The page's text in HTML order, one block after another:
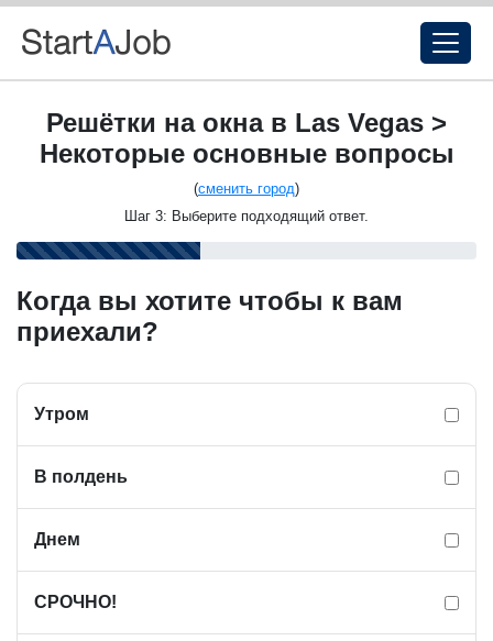
Решётки на окна в Las Vegas >
Некоторые основные вопросы
(сменить город)
Шаг 3: Выберите подходящий ответ.
Когда вы хотите чтобы к вам
приехали?
Утром
В полдень
Днем
СРОЧНО!